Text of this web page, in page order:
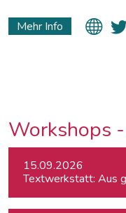
(Physikalische Soiree)
Sonst ist er auch an
Mehr Info
Workshops
15.09.2026
Textwerkstatt: Aus